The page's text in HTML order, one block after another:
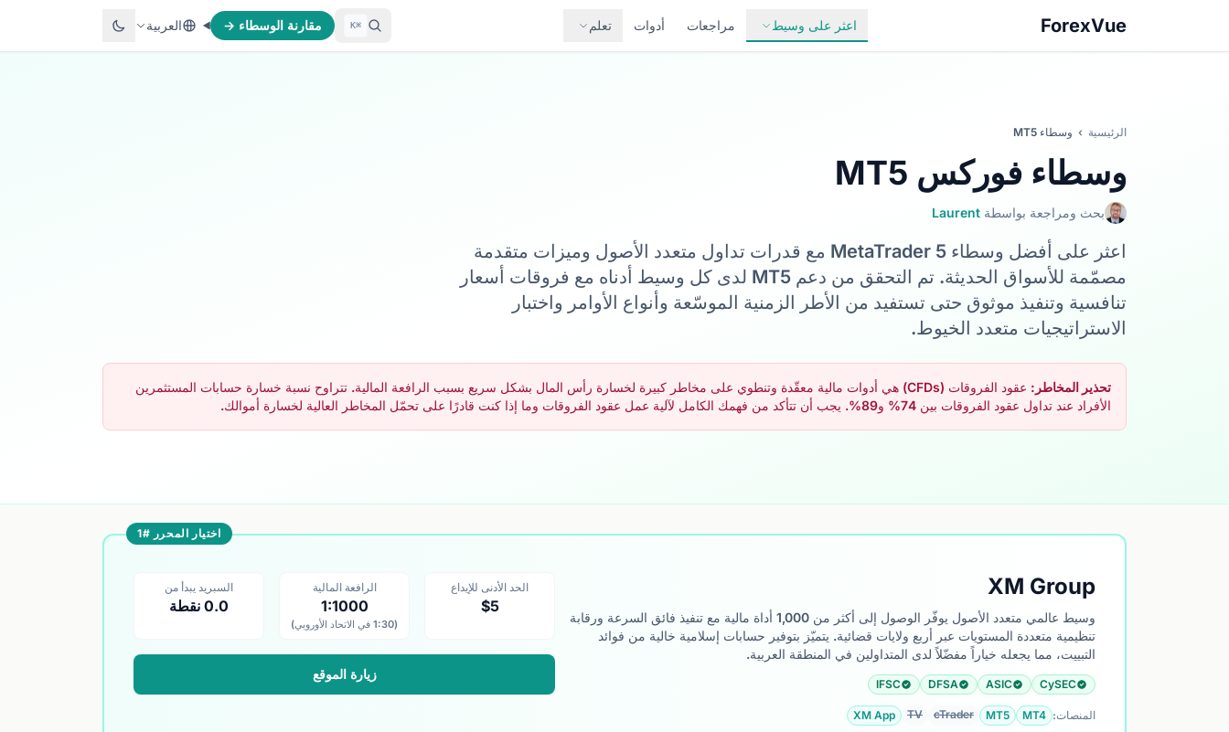
ForexVue اعثر على وسيط مراجعات أدوات تعلم ⌘K مقارنة الوسطاء → العربية
الرئيسية › وسطاء MT5
وسطاء فوركس MT5
بحث ومراجعة بواسطة Laurent
اعثر على أفضل وسطاء MetaTrader 5 مع قدرات تداول متعدد الأصول وميزات متقدمة
مصمّمة للأسواق الحديثة. تم التحقق من دعم MT5 لدى كل وسيط أدناه مع فروقات أسعار
تنافسية وتنفيذ موثوق حتى تستفيد من الأطر الزمنية الموسّعة وأنواع الأوامر واختبار
الاستراتيجيات متعدد الخيوط.
تحذير المخاطر:
عقود الفروقات (CFDs) هي أدوات مالية معقّدة وتنطوي على مخاطر كبيرة لخسارة رأس المال بشكل سريع بسبب الرافعة المالية. تتراوح نسبة خسارة حسابات المستثمرين
الأفراد عند تداول عقود الفروقات بين 74% و89%. يجب أن تتأكد من فهمك الكامل لآلية عمل عقود الفروقات وما إذا كنت قادرًا على تحمّل المخاطر العالية لخسارة أموالك.
اختيار المحرر #1
XM Group
وسيط عالمي متعدد الأصول يوفّر الوصول إلى أكثر من 1,000 أداة مالية مع تنفيذ فائق السرعة ورقابة
تنظيمية متعددة المستويات عبر أربع ولايات قضائية. يتميّز بتوفير حسابات إسلامية خالية من فوائد
التبييت، مما يجعله خياراً مفضّلاً لدى المتداولين في المنطقة العربية.
CySEC
ASIC
DFSA
IFSC
المنصات: MT4
MT5
cTrader
TV
XM App
الحد الأدنى للإيداع
$5
الرافعة المالية
1:1000
(1:30 في الاتحاد الأوروبي)
السبريد يبدأ من
0.0 نقطة
زيارة الموقع